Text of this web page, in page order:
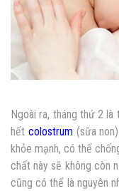
Ngoài ra, tháng thứ 2
hết colostrum(sữa
khỏe mạnh, có thể
chất này sẽ không còn
cũng có thể là nguyên